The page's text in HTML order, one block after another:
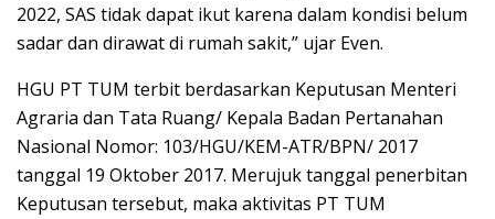
2022, SAS tidak dapat ikut karena dalam kondisi belum
sadar dan dirawat di rumah sakit,” ujar Even.
HGU PT TUM terbit berdasarkan Keputusan Menteri
Agraria dan Tata Ruang/ Kepala Badan Pertanahan
Nasional Nomor: 103/HGU/KEM-ATR/BPN/ 2017
tanggal 19 Oktober 2017. Merujuk tanggal penerbitan
Keputusan tersebut, maka aktivitas PT TUM